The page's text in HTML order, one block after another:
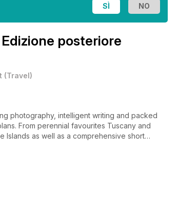
posteriore
(Travel)
photography, intelligent writing and packed
From perennial favourites Tuscany and
Islands as well as a comprehensive short